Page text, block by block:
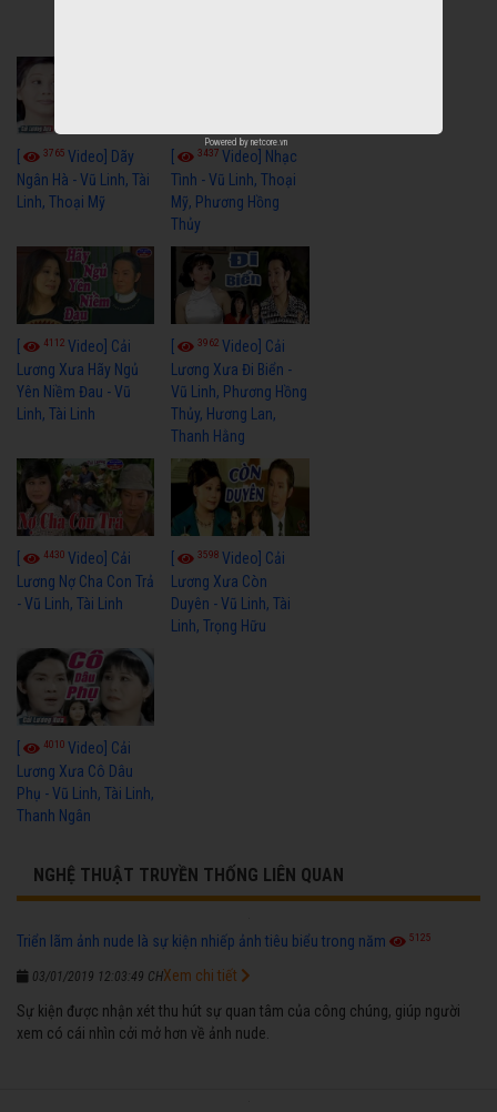
3765 Video] Dãy
Ngân Hà - Vũ Linh, Tài
Linh, Thoại Mỹ
3437Video] Nhạc
Tình - Vũ Linh, Thoại
Mỹ, Phương Hồng
Thủy
4112 Video] Cải
Lương Xưa Hãy Ngủ
Yên Niềm Đau - Vũ
Linh, Tài Linh
3962Video] Cải
Lương Xưa Đi Biển -
Vũ Linh, Phương Hồng
Thủy, Hương Lan,
Thanh Hằng
4430 Video] Cải
Lương Nợ Cha Con Trả
- Vũ Linh, Tài Linh
3598Video] Cải
Lương Xưa Còn
Duyên - Vũ Linh, Tài
Linh, Trọng Hữu
[ 4010 Video] Cải
Lương Xưa Cô Dâu
Phụ - Vũ Linh, Tài Linh,
Thanh Ngân
NGHỆ THUẬT TRUYỀN THỐNG LIÊN QUAN
Triển lãm ảnh nude là sự kiện nhiếp ảnh tiêu biểu trong năm 5125
03/01/2019 12:03:49 CH
Sự kiện được nhận xét thu hút sự quan tâm của công chúng, giúp người
xem có cái nhìn cởi mở hơn về ảnh nude.
Xem chi tiết
Powered by netcore.vn